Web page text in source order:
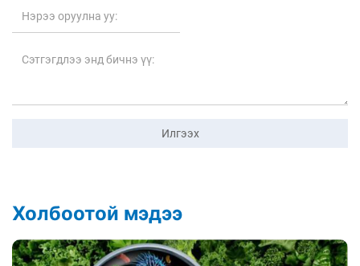
Илгээх
Холбоотой мэдээ